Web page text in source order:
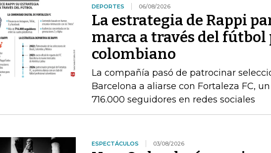
DEPORTES 06/08/2026
La estrategia de Rappi
marca a través del
colombiano
La compañía pasó de patrocinar
Barcelona a aliarse con Fortaleza FC,
716.000 seguidores en redes sociales
ESPECTÁCULOS 03/08/2026